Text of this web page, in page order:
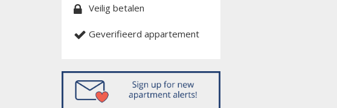
Veilig betalen
Geverifieerd appartement